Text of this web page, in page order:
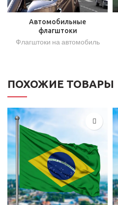
Автомобильные
флагштоки
Флагштоки на автомобиль
ПОХОЖИЕ ТОВАРЫ